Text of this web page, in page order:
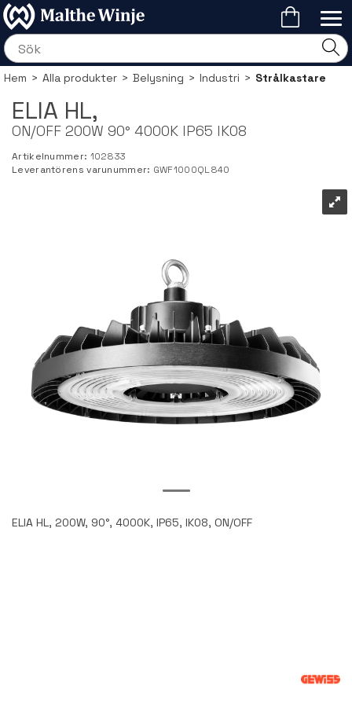
Hem>Alla produkter>Belysning>Industri>Strålkastare
ELIA HL,
ON/OFF 200W 90° 4000K IP65 IK08
Artikelnummer: 102833
Leverantörens varunummer: GWF1000QL840
ELIA HL, 200W, 90°, 4000K, IP65, IK08, ON/OFF